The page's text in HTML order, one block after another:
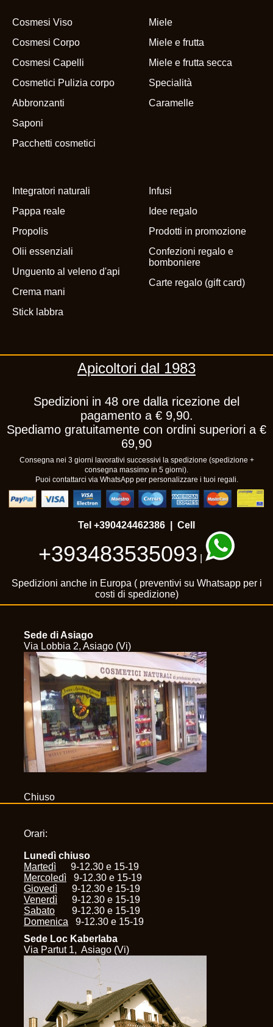
Cosmesi Viso
Cosmesi Corpo
Cosmesi Capelli
Cosmetici Pulizia corpo
Abbronzanti
Saponi
Pacchetti cosmetici
Miele
Miele e frutta
Miele e frutta secca
Specialità
Caramelle
Integratori naturali
Pappa reale
Propolis
Olii essenziali
Unguento al veleno d'api
Crema mani
Stick labbra
Infusi
Idee regalo
Prodotti in promozione
Confezioni regalo e
bomboniere
Carte regalo (gift card)
Apicoltori dal 1983
Spedizioni in 48 ore dalla ricezione del
pagamento a € 9,90.
Spediamo gratuitamente con ordini superiori a €
69,90
Consegna nei 3 giorni lavorativi successivi la spedizione (spedizione +
consegna massimo in 5 giorni).
Puoi contattarci via WhatsApp per personalizzare i tuoi regali.
Tel +390424462386 | Cell
+393483535093
Spedizioni anche in Europa ( preventivi su Whatsapp per i
costi di spedizione)
Sede di Asiago
Via Lobbia 2, Asiago (Vi)
Chiuso
Orari:
Lunedì chiuso
Martedì 9-12.30 e 15-19
Mercoledì 9-12.30 e 15-19
Giovedì 9-12.30 e 15-19
Venerdì 9-12.30 e 15-19
Sabato 9-12.30 e 15-19
Domenica 9-12.30 e 15-19
Sede Loc Kaberlaba
Via Partut 1, Asiago (Vi)